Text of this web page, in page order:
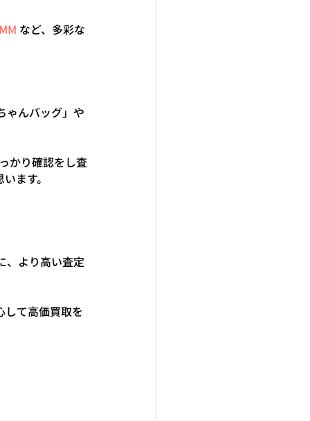
など、多彩な
ゃんバッグ」や
かり確認をし査
ます。
、より高い査定
して高価買取を